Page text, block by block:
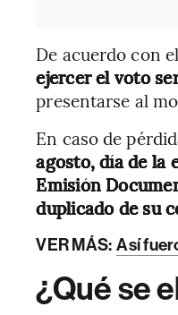
De acuerdo con
ejercer el voto
presentarse al
En caso de
agosto, día de la
Emisión
duplicado de su
VER MÁS: Así
¿Qué se